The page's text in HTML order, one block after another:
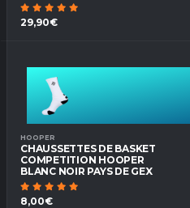
29,90€
HOOPER
CHAUSSETTES DE BASKET
COMPETITION HOOPER
BLANC NOIR PAYS DE GEX
8,00€